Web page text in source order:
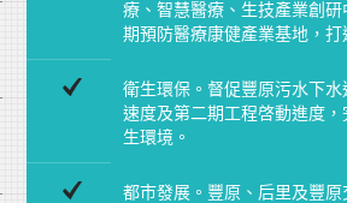
療、智慧醫療、生技產業創
期預防醫療康健產業基地，打
衛生環保。督促豐原污水下水
速度及第二期工程啓動進度
生環境。
都市發展。豐原、后里及豐原